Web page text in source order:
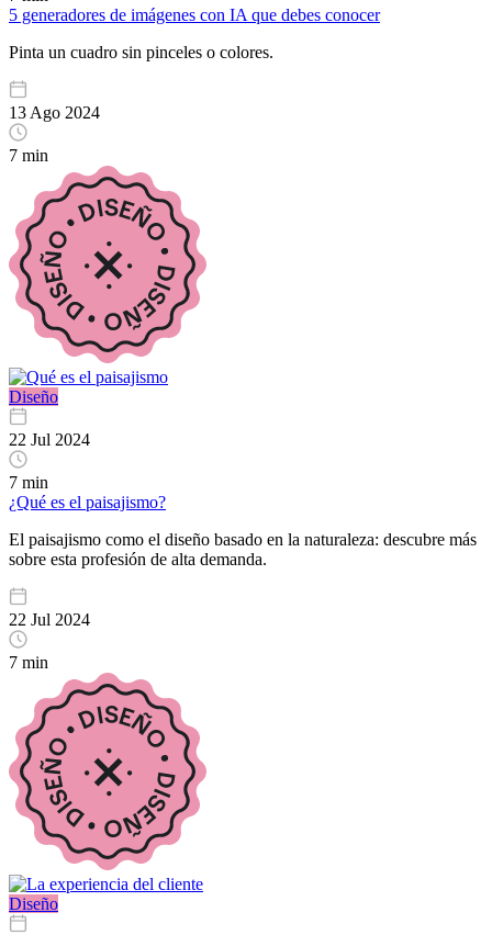
5 generadores de imágenes con IA que debes conocer
Pinta un cuadro sin pinceles o colores.
13 Ago 2024
7 min
Diseño
22 Jul 2024
7 min
¿Qué es el paisajismo?
El paisajismo como el diseño basado en la naturaleza: descubre más
sobre esta profesión de alta demanda.
22 Jul 2024
7 min
Diseño